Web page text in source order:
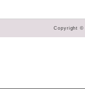
Copyright ©